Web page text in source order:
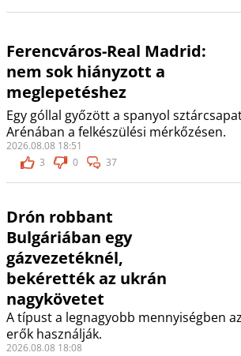
Ferencváros-Real Madrid:
nem sok hiányzott a
meglepetéshez
Egy góllal győzött a spanyol
Arénában a felkészülési mérkőzésen.
2026.08.08 18:51
3
0 37
Drón robbant
Bulgáriában egy
gázvezetéknél,
bekérették az ukrán
nagykövetet
A típust a legnagyobb mennyiségben
erők használják.
2026.08.08 18:08